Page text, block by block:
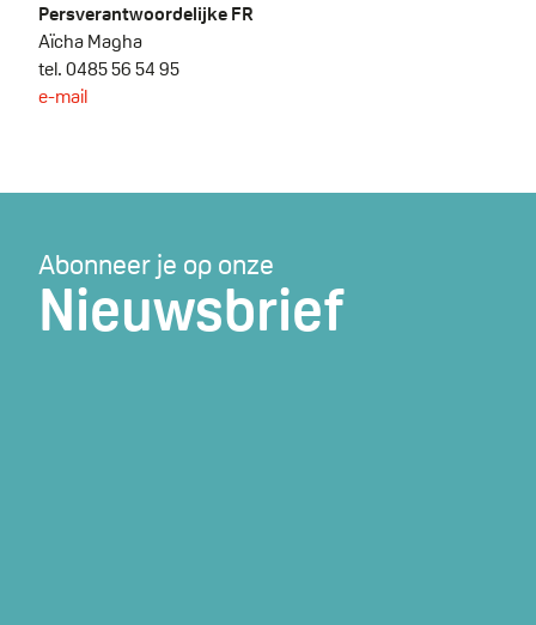
Persverantwoordelijke FR
Aïcha Magha
tel. 0485 56 54 95
e-mail
Abonneer je op onze
Nieuwsbrief